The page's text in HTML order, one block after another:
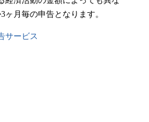
ヶ月毎の申告となります。
サービス